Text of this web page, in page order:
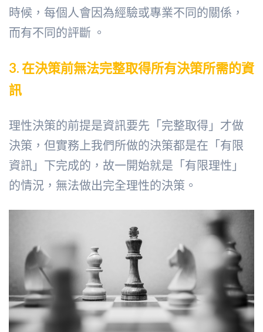
時候，每個人會因為經驗或專業不同的關係，
而有不同的評斷 。
3.在決策前無法完整取得所有決策所需的資
訊
理性決策的前提是資訊要先「完整取得」才做
決策，但實務上我們所做的決策都是在「有限
資訊」下完成的，故一開始就是「有限理性」
的情況，無法做出完全理性的決策。